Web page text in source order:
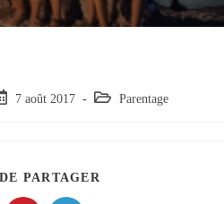
7 août 2017
Post Parentage
PARTAGER